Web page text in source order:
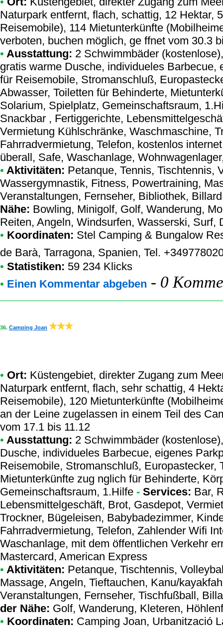
Naturpark entfernt, flach, schattig, 12 Hektar,
Reisemobile), 114 Mietunterkünfte
verboten, buchen möglich, ge ffnet vom 30.3
• Ausstattung: 2 Schwimmbäder
gratis warme Dusche, individueles
für Reisemobile, Stromanschluß,
Abwasser, Toiletten für Behinderte,
Solarium, Spielplatz, Gemeinschaftsraum,
Snackbar , Fertiggerichte,
Vermietung Kühlschränke, Waschmaschine,
Fahrradvermietung, Telefon, kostenlos
überall, Safe, Waschanlage,
• Aktivitäten: Petanque, Tennis, Tischtennis,
Wassergymnastik, Fitness, Powertraining,
Veranstaltungen, Fernseher, Bibliothek,
Nähe: Bowling, Minigolf, Golf, Wanderung,
Reiten, Angeln, Windsurfen, Wasserski, Surf,
• Koordinaten: Stel Camping & Bungalow
de Barà, Tarragona, Spanien, Tel.
• Statistiken: 59 234 Klicks
• Einen Kommentar abgeben - 0
36. Camping Joan
• Ort: Küstengebiet, direkter Zugang zum
Naturpark entfernt, flach, sehr schattig, 4
Reisemobile), 120 Mietunterkünfte
an der Leine zugelassen in einem Teil des
vom 17.1 bis 11.12
• Ausstattung: 2 Schwimmbäder
Dusche, individueles Barbecue, eigenes
Reisemobile, Stromanschluß, Europastecker,
Mietunterkünfte zug nglich für Behinderte,
Gemeinschaftsraum, 1.Hilfe - Services: Bar,
Lebensmittelgeschäft, Brot, Gasdepot,
Trockner, Bügeleisen, Babybadezimmer,
Fahrradvermietung, Telefon, Zahlender Wifi
Waschanlage, mit dem öffentlichen Verkehr
Mastercard, American Express
• Aktivitäten: Petanque, Tischtennis,
Massage, Angeln, Tieftauchen, Kanu/
Veranstaltungen, Fernseher, Tischfußball,
der Nähe: Golf, Wanderung, Kleteren,
• Koordinaten: Camping Joan, Urbanització